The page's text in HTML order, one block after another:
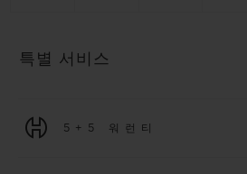
특별 서비스
5+5 워런티